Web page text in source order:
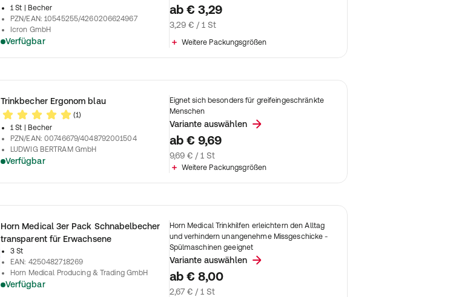
1 St
| Becher
PZN/EAN:10545255/4260206624967
Icron GmbH
Verfügbar
ab € 3,29
3,29 € / 1 St
Weitere Packungsgrößen
Trinkbecher Ergonom blau
(1)
1 St
| Becher
PZN/EAN:00746679/4048792001504
LUDWIG BERTRAM GmbH
Verfügbar
Eignet sich besonders für greifeingeschränkte
Menschen
Variante auswählen
ab € 9,69
9,69 € / 1 St
Weitere Packungsgrößen
Horn Medical 3er Pack Schnabelbecher
transparent für Erwachsene
3 St
EAN: 4250482718269
Horn Medical Producing & Trading GmbH
Verfügbar
Horn Medical Trinkhilfen erleichtern den Alltag
und verhindern unangenehme Missgeschicke -
Spülmaschinen geeignet
Variante auswählen
ab € 8,00
2,67 € / 1 St